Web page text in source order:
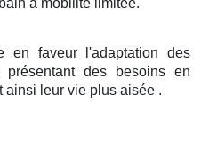
en faveur l'adaptation des
des besoins en
ainsi leur vie plus aisée .